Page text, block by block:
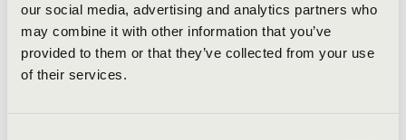
our social media, advertising and analytics partners who
may combine it with other information that you’ve
provided to them or that they’ve collected from your use
of their services.